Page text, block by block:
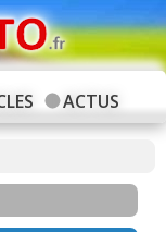
ACTUS